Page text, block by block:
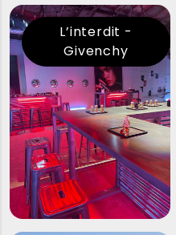
L’interdit -
Givenchy